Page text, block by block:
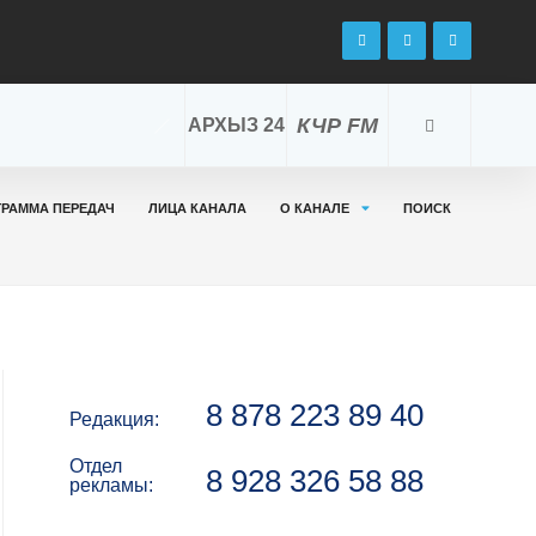
КЧР FM
АРХЫЗ 24
ПЕРЕДАЧ ЛИЦА КАНАЛА О КАНАЛЕ
ПОИСК
Редакция: 8 878 223 89 40
Отдел
рекламы:
8 928 326 58 88